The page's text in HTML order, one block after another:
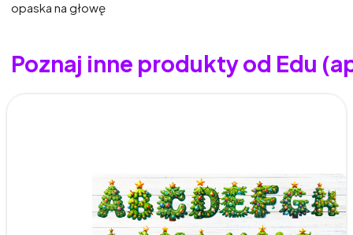
opaska na głowę
Poznaj inne produkty od Edu